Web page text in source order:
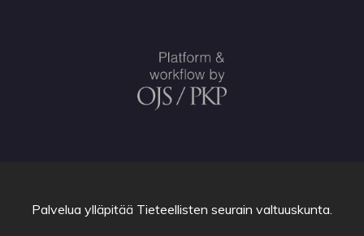
Palvelua ylläpitää Tieteellisten seurain valtuuskunta